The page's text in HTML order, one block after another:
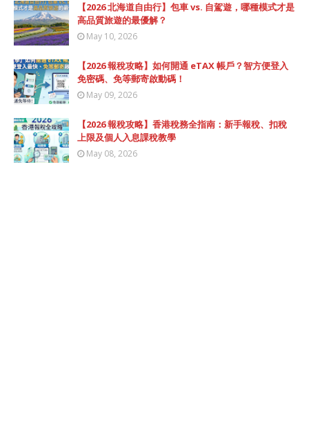
【2026 北海道自由行】包車 vs. 自駕遊，哪種模式才是
高品質旅遊的最優解？
May 10, 2026
【2026 報稅攻略】如何開通 eTAX 帳戶？智方便登入
免密碼、免等郵寄啟動碼！
May 09, 2026
【2026 報稅攻略】香港稅務全指南：新手報稅、扣稅
上限及個人入息課稅教學
May 08, 2026